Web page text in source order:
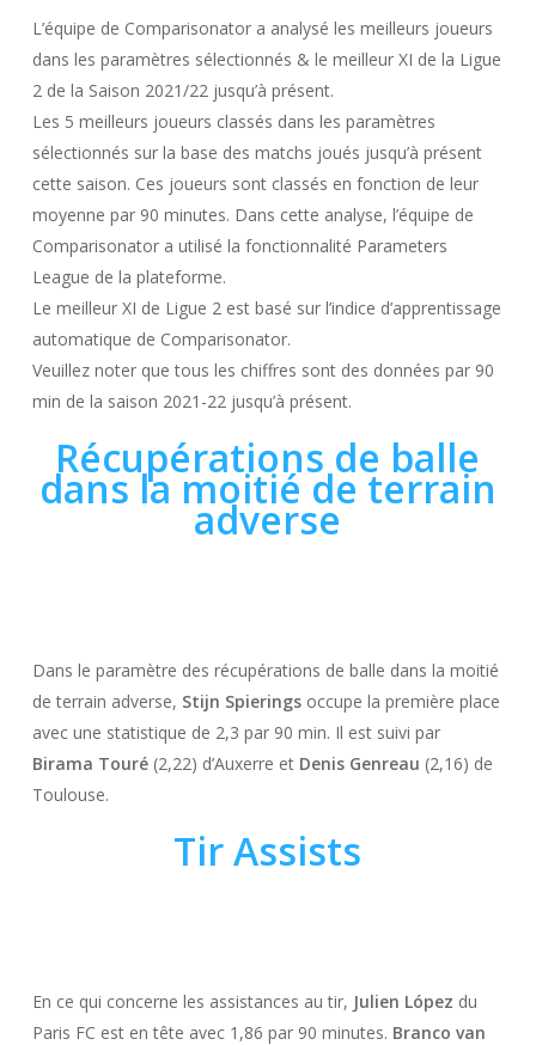
L’équipe de Comparisonator a analysé les meilleurs joueurs
dans les paramètres sélectionnés & le meilleur XI de la Ligue
2 de la Saison 2021/22 jusqu’à présent.
Les 5 meilleurs joueurs classés dans les paramètres
sélectionnés sur la base des matchs joués jusqu’à présent
cette saison. Ces joueurs sont classés en fonction de leur
moyenne par 90 minutes. Dans cette analyse, l’équipe de
Comparisonator a utilisé la fonctionnalité Parameters
League de la plateforme.
Le meilleur XI de Ligue 2 est basé sur l’indice d’apprentissage
automatique de Comparisonator.
Veuillez noter que tous les chiffres sont des données par 90
min de la saison 2021-22 jusqu’à présent.
Récupérations de balle
dans la moitié de terrain
adverse
Dans le paramètre des récupérations de balle dans la moitié
de terrain adverse, Stijn Spieringsoccupe la première place
avec une statistique de 2,3 par 90 min. Il est suivi par
Birama Touré (2,22) d’Auxerre et Denis Genreau (2,16) de
Toulouse.
Tir Assists
En ce qui concerne les assistances au tir, Julien López du
Paris FC est en tête avec 1,86 par 90 minutes. Branco van